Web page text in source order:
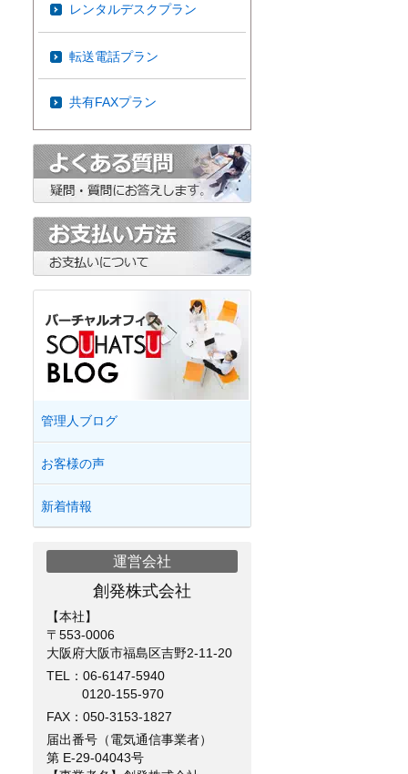
レンタルデスクプラン
転送電話プラン
共有FAXプラン
管理人ブログ
お客様の声
新着情報
運営会社
創発株式会社
【本社】
〒553-0006
大阪府大阪市福島区吉野2-11-20
TEL： 06-6147-5940
0120-155-970
FAX：050-3153-1827
届出番号（電気通信事業者）
第 E-29-04043号